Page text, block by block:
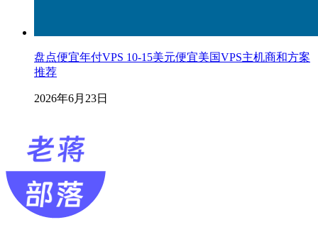
盘点便宜年付VPS 10-15美元便宜美国VPS主机商和方案
推荐
2026年6月23日